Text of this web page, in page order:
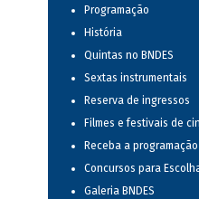
Programação
História
Quintas no BNDES
Sextas instrumentais
Reserva de ingressos
Filmes e festivais de
Receba a programação
Concursos para
Galeria BNDES